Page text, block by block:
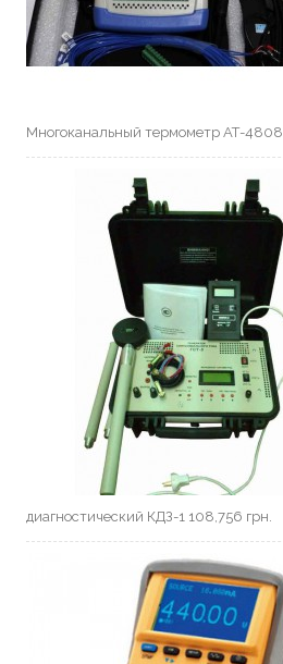
Многоканальный термометр АТ-4808
диагностический КДЗ-1 108,756 грн.